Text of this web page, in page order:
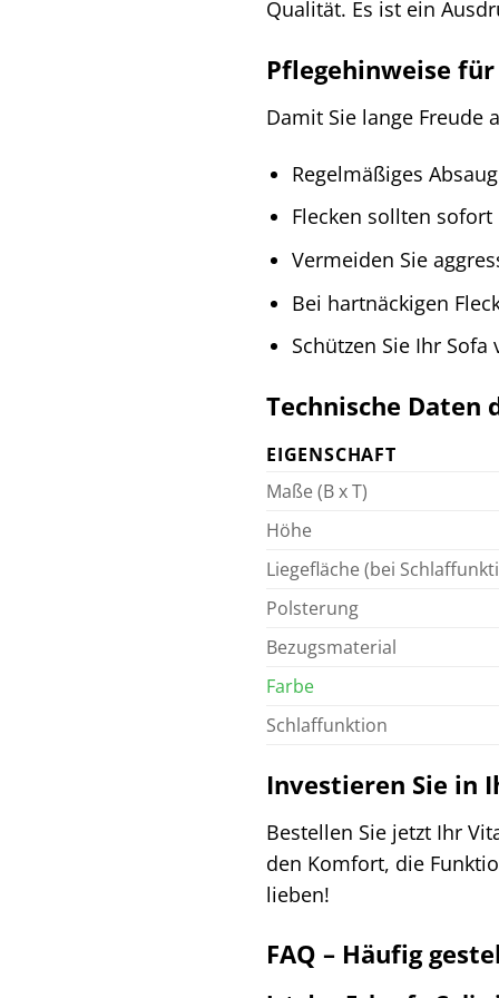
Qualität. Es ist ein
Pflegehinweise
Damit Sie lange Freude
Regelmäßiges
Flecken sollten
Vermeiden Sie
Bei hartnäckigen
Schützen Sie Ihr
Technische Daten
EIGENSCHAFT
Maße (B x T)
Höhe
Liegefläche (bei
Polsterung
Bezugsmaterial
Farbe
Schlaffunktion
Investieren Sie in
Bestellen Sie jetzt Ihr
den Komfort, die
lieben!
FAQ – Häufig